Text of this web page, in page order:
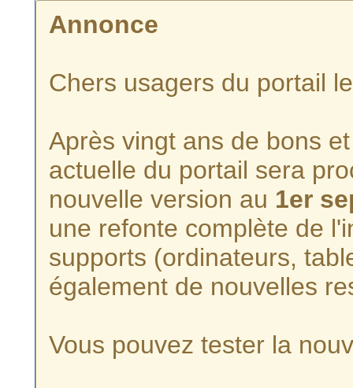
Annonce
Chers usagers du portail
Après vingt ans de bons
actuelle du portail sera
nouvelle version au 1er
une refonte complète de
supports (ordinateurs,
également de nouvelles
Vous pouvez tester la